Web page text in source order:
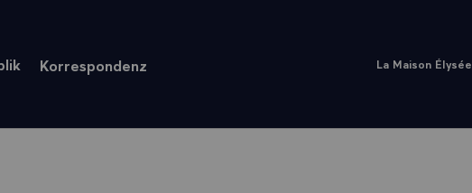
Korrespondenz La Maison Élysée